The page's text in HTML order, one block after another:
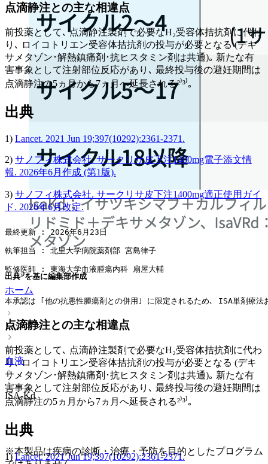
点滴静注との主な相違点
前投薬として､ 点滴静注製剤で必要なH₂受容体拮抗剤に代わ
り､ ロイコトリエン受容体拮抗剤の投与が必要となる (デキ
サメタゾン･解熱鎮痛剤･抗ヒスタミン剤は共通)｡ 新たな有
害事象として注射部位反応があり､ 最終投与後の避妊期間は
点滴静注の5ヵ月から7ヵ月へ延長される²⁾³⁾｡
出典
1) Lancet. 2021 Jun 19;397(10292):2361-2371.
2) サノフィ株式会社. サークリサ皮下注1400mg電子添文情
報. 2026年6月作成 (第1版).
3) サノフィ株式会社. サークリサ皮下注1400mg適正使用ガイ
ド. 2026年6月改定.
最終更新 : 2026年6月23日
執筆担当 : 北里大学病院薬剤部 宮島律子
監修医師 : 東海大学血液腫瘍内科 扇屋大輔
ホーム
レジメン
血液
ISA-Kd
※本製品は疾病の診断・治療・予防を目的としたプログラム
出典³⁾を基に編集部作成
本承認は ｢他の抗悪性腫瘍剤との併用｣ に限定されるため､ ISA単剤療法
点滴静注との主な相違点
前投薬として､ 点滴静注製剤で必要なH₂受容体拮抗剤に代わ
り､ ロイコトリエン受容体拮抗剤の投与が必要となる (デキ
サメタゾン･解熱鎮痛剤･抗ヒスタミン剤は共通)｡ 新たな有
害事象として注射部位反応があり､ 最終投与後の避妊期間は
点滴静注の5ヵ月から7ヵ月へ延長される²⁾³⁾｡
出典
1)Lancet. 2021 Jun 19;397(10292):2361-2371.